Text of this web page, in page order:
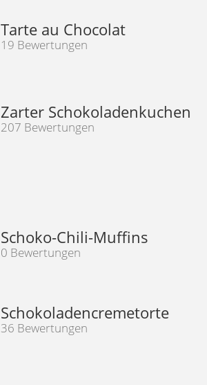
Tarte au Chocolat
19 Bewertungen
Zarter Schokoladenkuchen
207 Bewertungen
Schoko-Chili-Muffins
0 Bewertungen
Schokoladencremetorte
36 Bewertungen